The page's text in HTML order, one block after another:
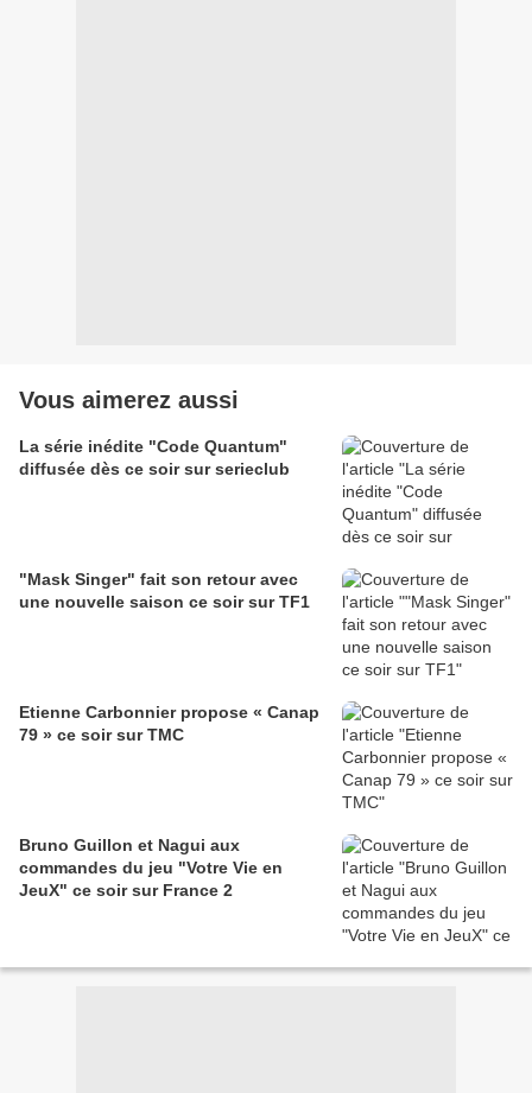
Vous aimerez aussi
La série inédite "Code Quantum"
diffusée dès ce soir sur serieclub
"Mask Singer" fait son retour avec
une nouvelle saison ce soir sur TF1
Etienne Carbonnier propose « Canap
79 » ce soir sur TMC
Bruno Guillon et Nagui aux
commandes du jeu "Votre Vie en
JeuX" ce soir sur France 2